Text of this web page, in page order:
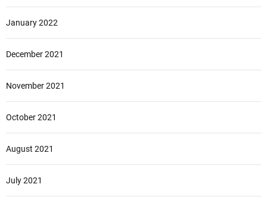
January 2022
December 2021
November 2021
October 2021
August 2021
July 2021